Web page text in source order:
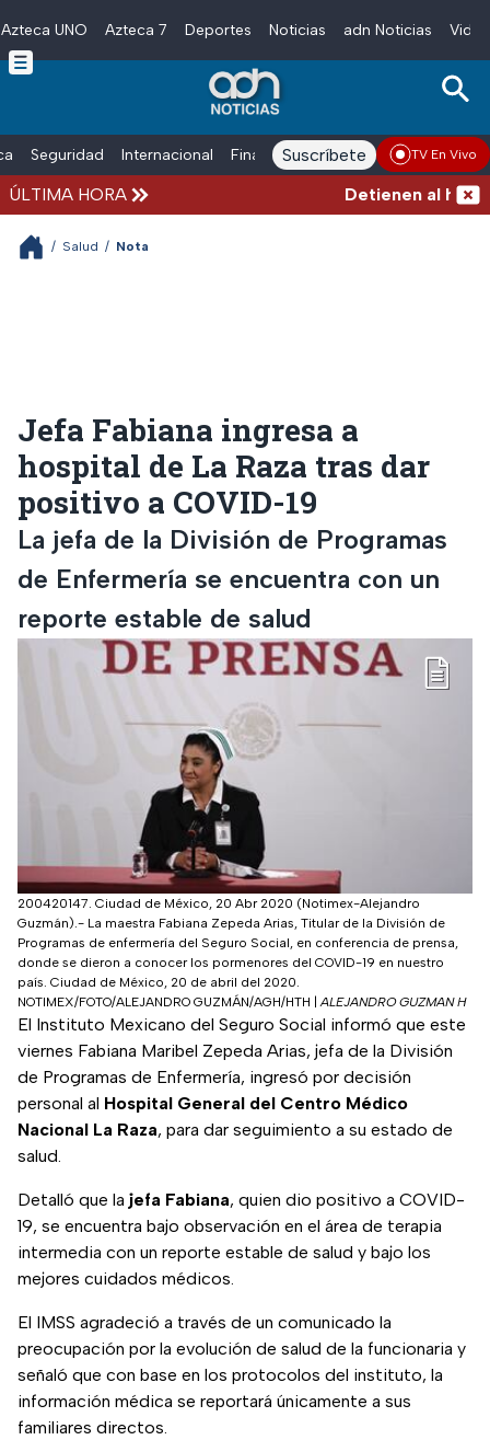
Skip to main content
Azteca UNO Azteca 7 Deportes Noticias adn Noticias
Seguridad Internacional Finanzas adn Noticias Radio
Suscríbete TV En Vivo
ÚLTIMA HORA Detienen al
/ Salud / Nota
Jefa Fabiana ingresa a
hospital de La Raza tras dar
positivo a COVID-19
La jefa de la División de Programas
de Enfermería se encuentra con un
reporte estable de salud
200420147. Ciudad de México, 20 Abr 2020 (Notimex-Alejandro
Guzmán).- La maestra Fabiana Zepeda Arias, Titular de la División de
Programas de enfermería del Seguro Social, en conferencia de prensa,
donde se dieron a conocer los pormenores del COVID-19 en nuestro
país. Ciudad de México, 20 de abril del 2020.
NOTIMEX/FOTO/ALEJANDRO GUZMÁN/AGH/HTH
|ALEJANDRO GUZMAN H
El Instituto Mexicano del Seguro Social informó que este
viernes Fabiana Maribel Zepeda Arias, jefa de la División
de Programas de Enfermería, ingresó por decisión
personal al Hospital General del Centro Médico
Nacional La Raza, para dar seguimiento a su estado de
salud.
Detalló que la jefa Fabiana, quien dio positivo a COVID-
19, se encuentra bajo observación en el área de terapia
intermedia con un reporte estable de salud y bajo los
mejores cuidados médicos.
El IMSS agradeció a través de un comunicado la
preocupación por la evolución de salud de la funcionaria y
señaló que con base en los protocolos del instituto, la
información médica se reportará únicamente a sus
familiares directos.